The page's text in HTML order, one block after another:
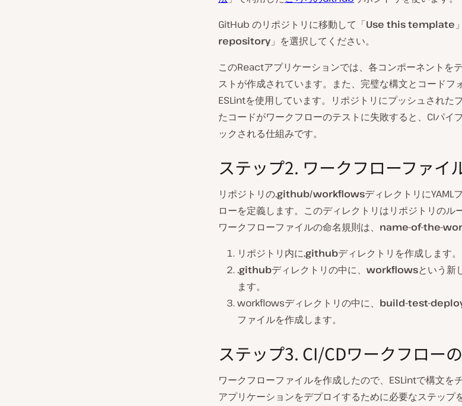
GitHub のリポジトリに移動して「Use this template
repository 」を選択してください。
このReactアプリケーションでは、各コンポーネントを
ストが作成されています。また、完璧な構文とコードフ
ESLintを使用しています。リポジトリにプッシュされた
たコードがワークフローのテストに失敗すると、CIパイ
ックされる仕組みです。
ステップ2. ワークフローファイ
リポジトリの.github/workflowsディレクトリにYAML
ローを定義します。このディレクトリはリポジトリのル
ワークフローファイルの命名規則は、 name-of-the-
リポジトリ内に.githubディレクトリを作成します。
.githubディレクトリの中に、 workflowsという新
ます。
workflowsディレクトリの中に、 build-test-
ファイルを作成します。
ステップ3. CI/CDワークフロー
ワークフローファイルを作成したので、ESLintで構文を
アプリケーションをデプロイするために必要なステップ